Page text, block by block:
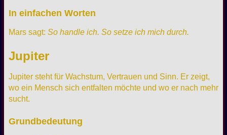
In einfachen Worten
Mars sagt: So handle ich. So setze ich mich durch.
Jupiter
Jupiter steht für Wachstum, Vertrauen und Sinn. Er zeigt,
wo ein Mensch sich entfalten möchte und wo er nach mehr
sucht.
Grundbedeutung